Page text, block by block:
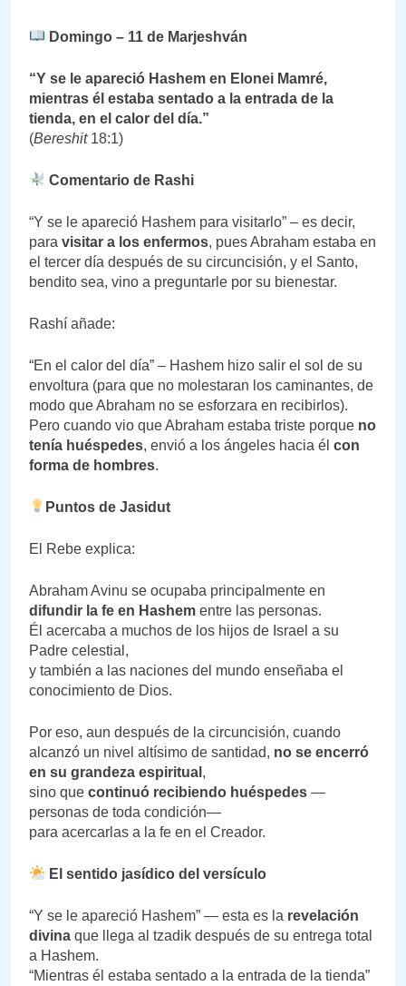
Domingo – 11 de Marjeshván
“Y se le apareció Hashem en Elonei Mamré,
mientras él estaba sentado a la entrada de la
tienda, en el calor del día.”
(Bereshit18:1)
Comentario de Rashi
“Y se le apareció Hashem para visitarlo” – es decir,
para visitar a los enfermos, pues Abraham estaba en
el tercer día después de su circuncisión, y el Santo,
bendito sea, vino a preguntarle por su bienestar.
Rashí añade:
“En el calor del día” – Hashem hizo salir el sol de su
envoltura (para que no molestaran los caminantes, de
modo que Abraham no se esforzara en recibirlos).
Pero cuando vio que Abraham estaba triste porque no
tenía huéspedes, envió a los ángeles hacia él con
forma de hombres.
Puntos de Jasidut
El Rebe explica:
Abraham Avinu se ocupaba principalmente en
difundir la fe en Hashem entre las personas.
Él acercaba a muchos de los hijos de Israel a su
Padre celestial,
y también a las naciones del mundo enseñaba el
conocimiento de Dios.
Por eso, aun después de la circuncisión, cuando
alcanzó un nivel altísimo de santidad, no se encerró
en su grandeza espiritual ,
sino que continuó recibiendo huéspedes —
personas de toda condición—
para acercarlas a la fe en el Creador.
El sentido jasídico del versículo
“Y se le apareció Hashem” — esta es la revelación
divina que llega al tzadik después de su entrega total
a Hashem.
“Mientras él estaba sentado a la entrada de la tienda”